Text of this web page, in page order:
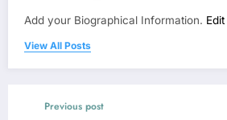
Add your Biographical Information.
View All Posts
Previous post